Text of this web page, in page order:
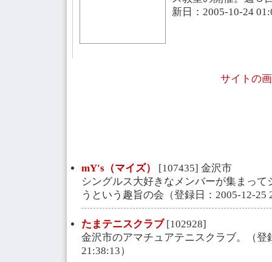
新日：2005-10-24
サイトの
mY's（マイズ）
[107435] 金沢市
シングルス大好きなメンバーが集まっ
うという趣旨の会（登録日：2005-12-25
たまテニスクラブ[102928]
金沢市のアマチュアテニスクラブ。（登
21:38:13）